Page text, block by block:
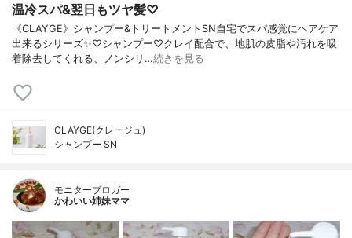
温冷スパ&翌日もツヤ髪♡
《CLAYGE》シャンプー&トリートメントSN自宅でスパ感覚にヘアケア
出来るシリーズ✨♡シャンプー♡クレイ配合で、地肌の皮脂や汚れを吸
着除去してくれる、ノンシリ…続きを見る
CLAYGE(クレージュ)
シャンプー SN
モニターブロガー
かわいい姉妹ママ